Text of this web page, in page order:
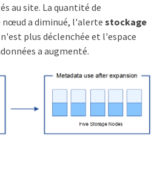
au site. La quantité de
nœud a diminué, l'alerte stockage
n'est plus déclenchée et l'espace
a augmenté.